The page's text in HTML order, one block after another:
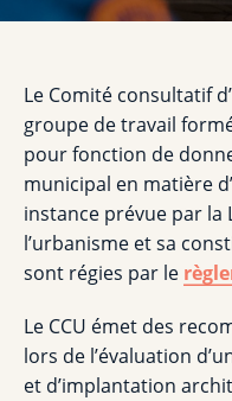
Le Comité consultatif
groupe de travail
pour fonction de
municipal en matière
instance prévue par la
l’urbanisme et sa
sont régies par le
Le CCU émet des
lors de l’évaluation
et d’implantation